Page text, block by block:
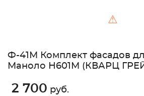
⚠
Ф-41М Комплект фасадов
Маноло Н601М (КВАРЦ
2 700 руб.